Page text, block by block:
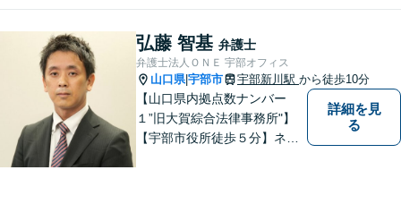
い！
弘藤 智基 弁護士
弁護士法人ＯＮＥ 宇部オフィス
山口県|宇部市 宇部新川駅 から徒歩10分
【山口県内拠点数ナンバー
１”旧大賀綜合法律事務所"】
【宇部市役所徒歩５分】ネッ
詳細を見
る